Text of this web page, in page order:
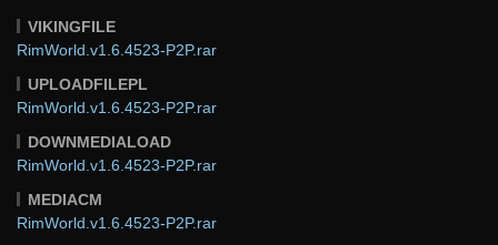
VIKINGFILE
RimWorld.v1.6.4523-P2P.rar
UPLOADFILEPL
RimWorld.v1.6.4523-P2P.rar
DOWNMEDIALOAD
RimWorld.v1.6.4523-P2P.rar
MEDIACM
RimWorld.v1.6.4523-P2P.rar